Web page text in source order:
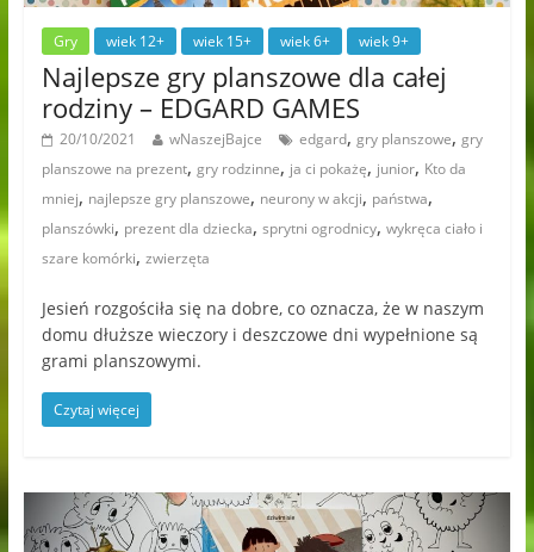
Gry wiek 12+ wiek 15+ wiek 6+ wiek 9+
Najlepsze gry planszowe dla całej
rodziny – EDGARD GAMES
20/10/2021 wNaszejBajce edgard, gry planszowe, gry
planszowe na prezent, gry rodzinne, ja ci pokażę, junior, Kto da
mniej, najlepsze gry planszowe, neurony w akcji, państwa,
planszówki, prezent dla dziecka, sprytni ogrodnicy, wykręca ciało i
szare komórki, zwierzęta
Jesień rozgościła się na dobre, co oznacza, że w naszym
domu dłuższe wieczory i deszczowe dni wypełnione są
grami planszowymi.
Czytaj więcej